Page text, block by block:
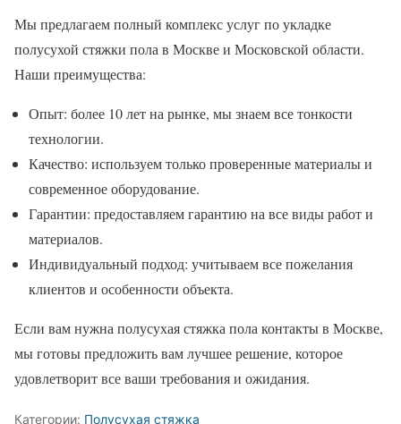
Мы предлагаем полный комплекс услуг по укладке
полусухой стяжки пола в Москве и Московской области.
Наши преимущества:
Опыт: более 10 лет на рынке, мы знаем все тонкости
технологии.
Качество: используем только проверенные материалы и
современное оборудование.
Гарантии: предоставляем гарантию на все виды работ и
материалов.
Индивидуальный подход: учитываем все пожелания
клиентов и особенности объекта.
Если вам нужна полусухая стяжка пола контакты в Москве,
мы готовы предложить вам лучшее решение, которое
удовлетворит все ваши требования и ожидания.
Категории: Полусухая стяжка